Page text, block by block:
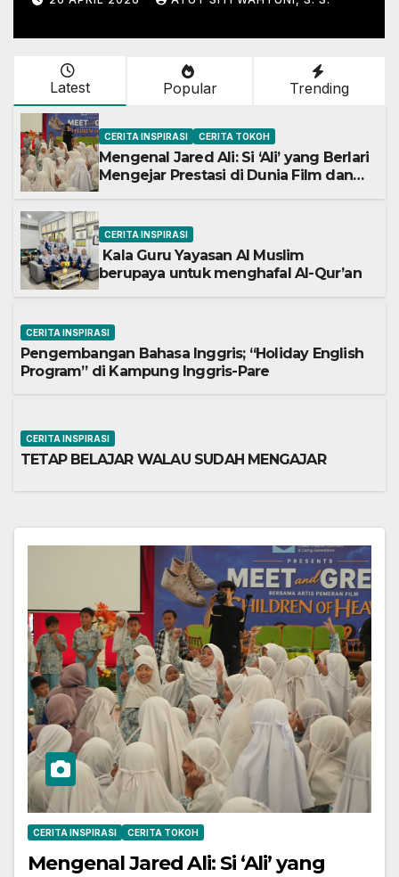
Latest Popular Trending
CERITA INSPIRASI CERITA TOKOH
Mengenal Jared Ali: Si ‘Ali’ yang Berlari
Mengejar Prestasi di Dunia Film dan
CERITA INSPIRASI
Kala Guru Yayasan Al Muslim
berupaya untuk menghafal Al-Qur’an
CERITA INSPIRASI
Pengembangan Bahasa Inggris; “Holiday English
Program” di Kampung Inggris-Pare
CERITA INSPIRASI
TETAP BELAJAR WALAU SUDAH MENGAJAR
CERITA INSPIRASI CERITA TOKOH
Mengenal Jared Ali: Si ‘Ali’ yang